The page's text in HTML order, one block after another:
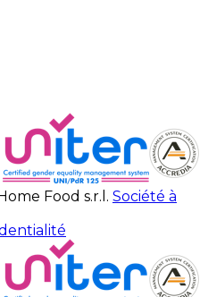
Food s.r.l. Société à